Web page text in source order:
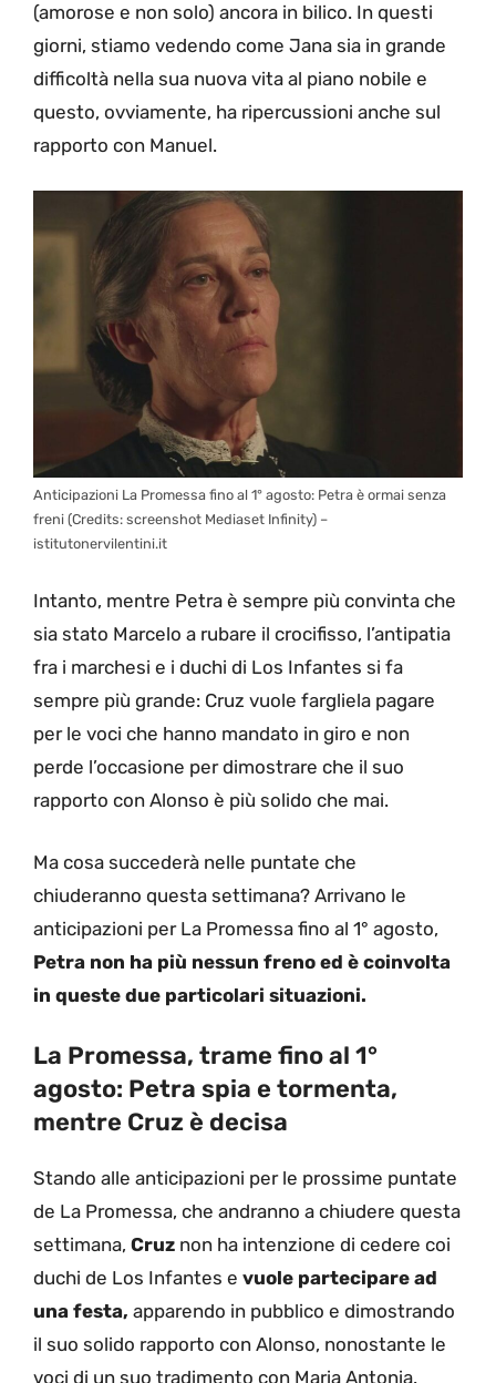
(amorose e non solo) ancora in bilico. In questi
giorni, stiamo vedendo come Jana sia in grande
difficoltà nella sua nuova vita al piano nobile e
questo, ovviamente, ha ripercussioni anche sul
rapporto con Manuel.
Anticipazioni La Promessa fino al 1° agosto: Petra è ormai senza
freni (Credits: screenshot Mediaset Infinity) –
istitutonervilentini.it
Intanto, mentre Petra è sempre più convinta che
sia stato Marcelo a rubare il crocifisso, l’antipatia
fra i marchesi e i duchi di Los Infantes si fa
sempre più grande: Cruz vuole fargliela pagare
per le voci che hanno mandato in giro e non
perde l’occasione per dimostrare che il suo
rapporto con Alonso è più solido che mai.
Ma cosa succederà nelle puntate che
chiuderanno questa settimana? Arrivano le
anticipazioni per La Promessa fino al 1° agosto,
Petra non ha più nessun freno ed è coinvolta
in queste due particolari situazioni.
La Promessa, trame fino al 1°
agosto: Petra spia e tormenta,
mentre Cruz è decisa
Stando alle anticipazioni per le prossime puntate
de La Promessa, che andranno a chiudere questa
settimana, Cruz non ha intenzione di cedere coi
duchi de Los Infantes e vuole partecipare ad
una festa, apparendo in pubblico e dimostrando
il suo solido rapporto con Alonso, nonostante le
voci di un suo tradimento con Maria Antonia.